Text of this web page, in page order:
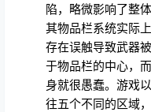
往五个不同的区域
玩了五个战役区域
也没有获得过新武
外，武器轮盘也几
盘，其中大部分都
并。此外，选择物